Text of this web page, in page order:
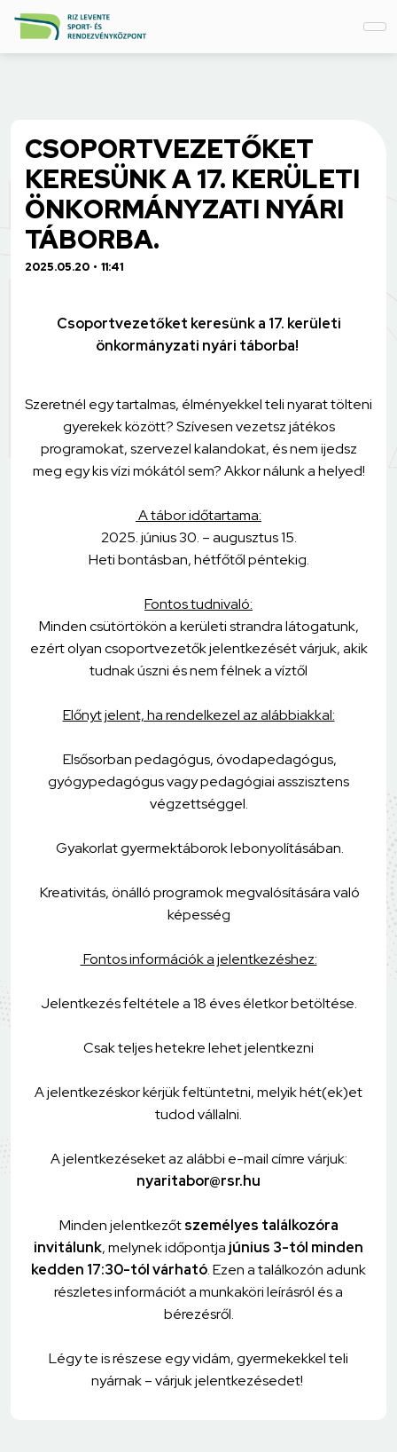
CSOPORTVEZETŐKET
KERESÜNK A 17. KERÜLETI
ÖNKORMÁNYZATI NYÁRI
TÁBORBA.
2025.05.20 11:41
Csoportvezetőket keresünk a 17. kerületi
önkormányzati nyári táborba!
Szeretnél egy tartalmas, élményekkel teli nyarat tölteni
gyerekek között? Szívesen vezetsz játékos
programokat, szervezel kalandokat, és nem ijedsz
meg egy kis vízi mókától sem? Akkor nálunk a helyed!
A tábor időtartama:
2025. június 30. – augusztus 15.
Heti bontásban, hétfőtől péntekig.
Fontos tudnivaló:
Minden csütörtökön a kerületi strandra látogatunk,
ezért olyan csoportvezetők jelentkezését várjuk, akik
tudnak úszni és nem félnek a víztől
Előnyt jelent, ha rendelkezel az alábbiakkal:
Elsősorban pedagógus, óvodapedagógus,
gyógypedagógus vagy pedagógiai asszisztens
végzettséggel.
Gyakorlat gyermektáborok lebonyolításában.
Kreativitás, önálló programok megvalósítására való
képesség
Fontos információk a jelentkezéshez:
Jelentkezés feltétele a 18 éves életkor betöltése.
Csak teljes hetekre lehet jelentkezni
A jelentkezéskor kérjük feltüntetni, melyik hét(ek)et
tudod vállalni.
A jelentkezéseket az alábbi e-mail címre várjuk:
nyaritabor@rsr.hu
Minden jelentkezőtszemélyes találkozóra
invitálunk, melynek időpontja június 3-tól minden
kedden 17:30-tól várható. Ezen a találkozón adunk
részletes információt a munkaköri leírásról és a
bérezésről.
Légy te is részese egy vidám, gyermekekkel teli
nyárnak – várjuk jelentkezésedet!